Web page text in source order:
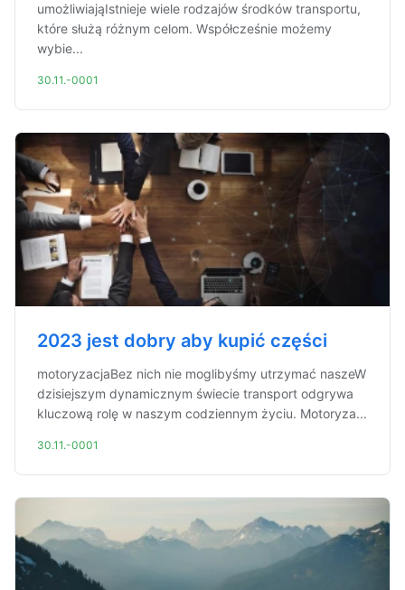
umożliwiająIstnieje wiele rodzajów środków transportu,
które służą różnym celom. Współcześnie możemy
wybie...
30.11.-0001
2023 jest dobry aby kupić części
motoryzacjaBez nich nie moglibyśmy utrzymać naszeW
dzisiejszym dynamicznym świecie transport odgrywa
kluczową rolę w naszym codziennym życiu. Motoryza...
30.11.-0001